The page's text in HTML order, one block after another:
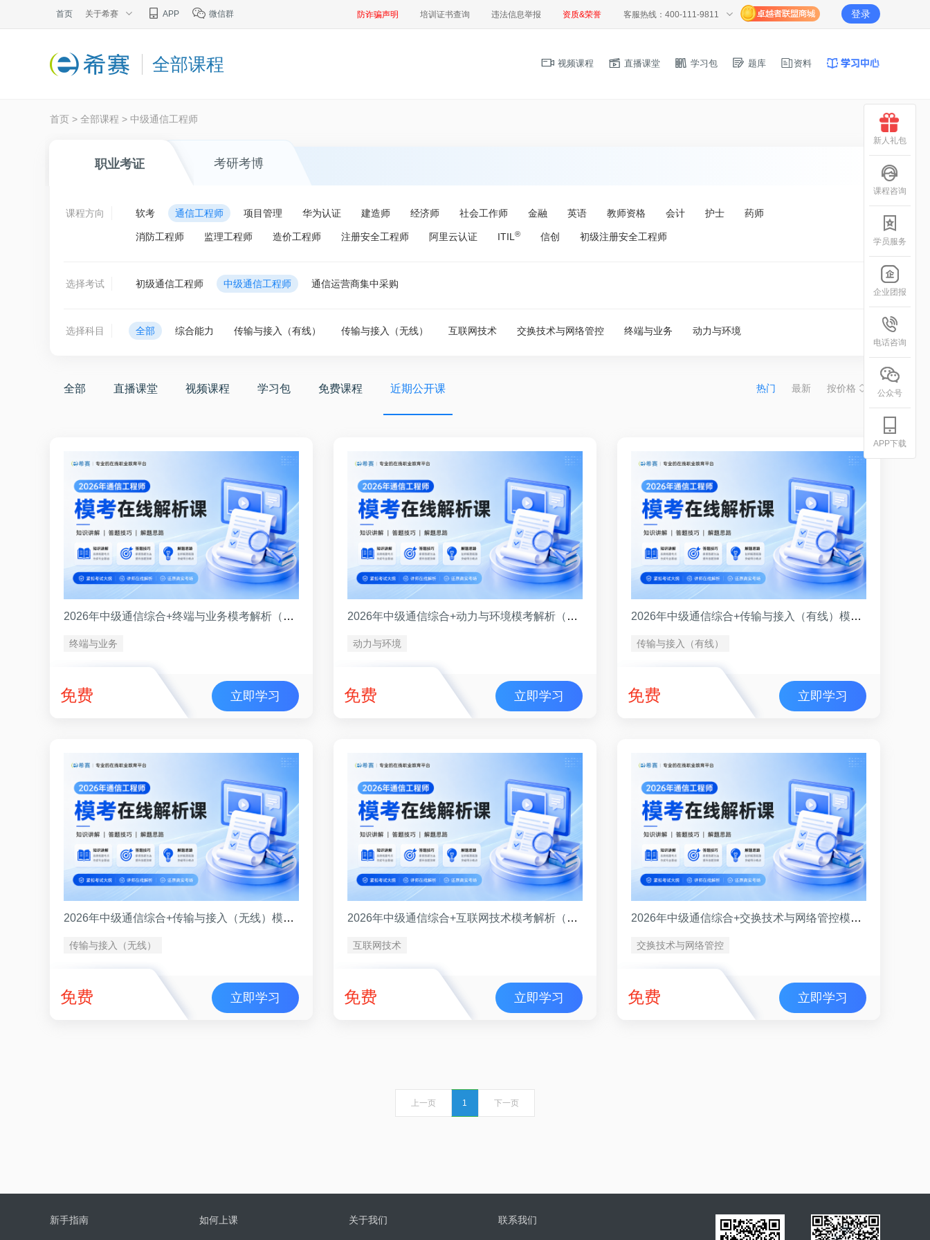
首页 关于希赛 APP 微信群 防诈骗声明 培训证书查询 违法信息举报 资质&荣誉 客服热线：400-111-9811 登录
全部课程 视频课程 直播课堂 学习包 题库 资料
首页 > 全部课程 > 中级通信工程师
职业考证 考研考博
课程方向 软考 通信工程师 项目管理 华为认证 建造师 经济师 社会工作师 金融 英语 教师资格 会计 护士 药师
消防工程师 监理工程师 造价工程师 注册安全工程师 阿里云认证 ITIL ® 信创 初级注册安全工程师
选择考试 初级通信工程师 中级通信工程师 通信运营商集中采购
选择科目 全部 综合能力 传输与接入（有线） 传输与接入（无线） 互联网技术 交换技术与网络管控 终端与业务 动力与环境
全部 直播课堂 视频课程 学习包 免费课程 近期公开课 热门 最新 按价格
2026年中级通信综合+终端与业务模考解析（8月）
终端与业务
免费 立即学习
2026年中级通信综合+动力与环境模考解析（8月）
动力与环境
免费 立即学习
2026年中级通信综合+传输与接入（有线）模考解析（8月）
传输与接入（有线）
免费 立即学习
2026年中级通信综合+传输与接入（无线）模考解析（8月）
传输与接入（无线）
免费 立即学习
2026年中级通信综合+互联网技术模考解析（8月）
互联网技术
免费 立即学习
2026年中级通信综合+交换技术与网络管控模考解析（8月）
交换技术与网络管控
免费 立即学习
上一页 1 下一页
新手指南 如何上课 关于我们 联系我们
新人礼包
课程咨询
学员服务
企业团报
电话咨询
公众号
APP下载